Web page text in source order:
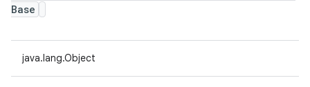
Base
java.lang.Object